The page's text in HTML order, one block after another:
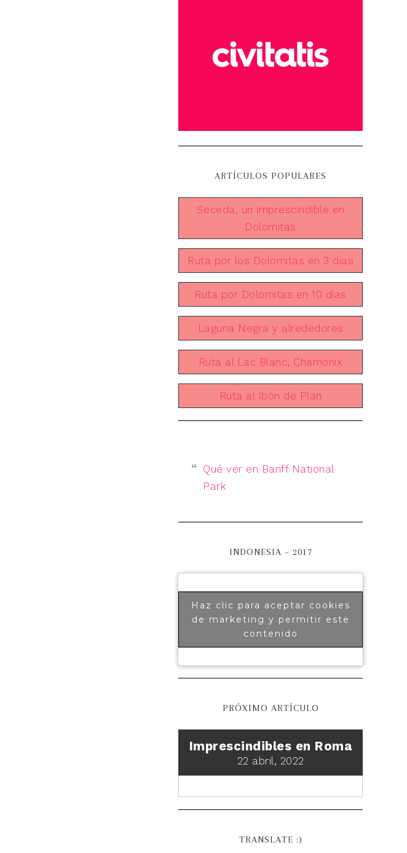
ARTÍCULOS POPULARES
Seceda, un imprescindible en
Dolomitas
Ruta por los Dolomitas en 3 días
Ruta por Dolomitas en 10 días
Laguna Negra y alrededores
Ruta al Lac Blanc, Chamonix
Ruta al Ibón de Plan
Qué ver en Banff National
Park
INDONESIA – 2017
Haz clic para aceptar cookies
de marketing y permitir este
contenido
PRÓXIMO ARTÍCULO
Imprescindibles en Roma
22 abril, 2022
TRANSLATE :)